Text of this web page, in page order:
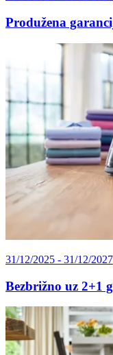
Produžena
31/12/2025 - 31/12/2027
Bezbrižno uz 2+1